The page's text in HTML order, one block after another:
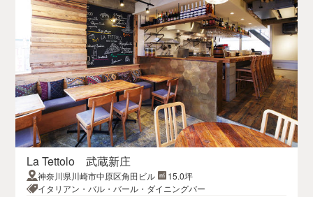
La Tettolo 武蔵新庄
神奈川県川崎市中原区角田ビル
15.0坪
イタリアン・バル・バール・ダイニングバー